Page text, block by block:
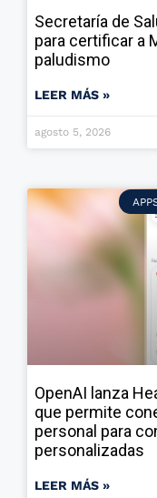
Secretaría de
para certificar a
paludismo
LEER MÁS »
agosto 5, 2026
OpenAI lanza
que permite
personal para
personalizadas
LEER MÁS »